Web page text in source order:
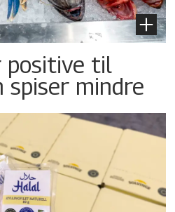
positive til
spiser mindre